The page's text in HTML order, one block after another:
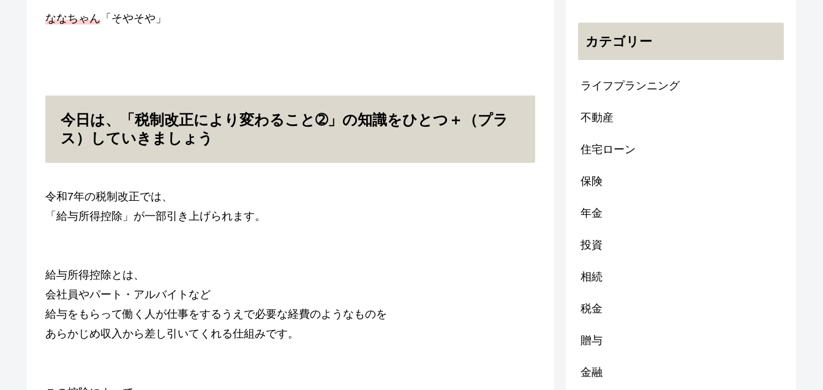
ななちゃん 「そやそや」
今日は、「税制改正により変わること➁」の知識をひとつ＋（プラ
ス）していきましょう
令和7年の税制改正では、
「給与所得控除」が一部引き上げられます。
給与所得控除とは、
会社員やパート・アルバイトなど
給与をもらって働く人が仕事をするうえで必要な経費のようなものを
あらかじめ収入から差し引いてくれる仕組みです。
カテゴリー
ライフプランニング
不動産
住宅ローン
保険
年金
投資
相続
税金
贈与
金融